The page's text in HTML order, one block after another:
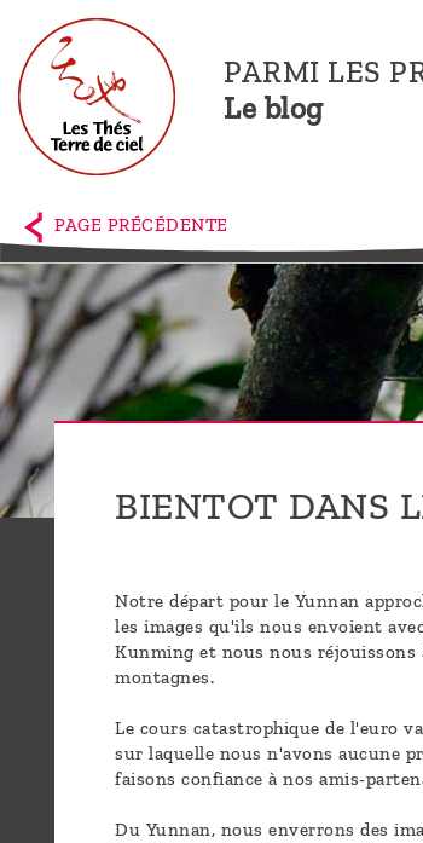
PARMI LES
Le blog
Accueil
La
boutique
Terre de
Ciel
Parmi les
producteurs,
le blog
Découvrir
PAGE PRÉCÉDENTE
BIENTOT DANS
Notre départ pour le Yunnan
les images qu'ils nous envoient
Kunming et nous nous réjouissons
montagnes.
Le cours catastrophique de l'euro
sur laquelle nous n'avons aucune
faisons confiance à nos amis-
Du Yunnan, nous enverrons des